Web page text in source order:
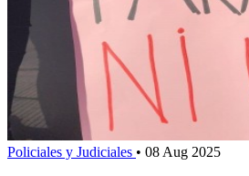
Policiales y Judiciales • 08 Aug 2025